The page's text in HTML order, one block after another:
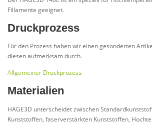
Fillamente geeignet.
Druckprozess
Für den Prozess haben wir einen gesonderten
diesen aufmerksam durch.
Allgemeiner Druckprozess
Materialien
HAGE3D unterscheidet zwischen
Kunststoffen, faserverstärkten Kunststoffen,